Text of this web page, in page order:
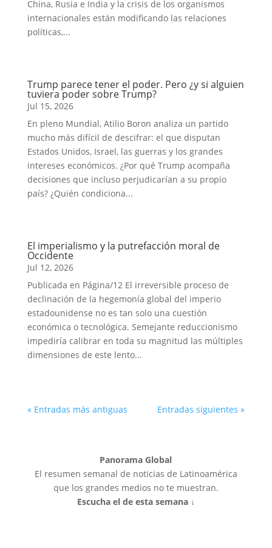
China, Rusia e India y la crisis de los organismos
internacionales están modificando las relaciones
políticas,...
Trump parece tener el poder. Pero ¿y si alguien
tuviera poder sobre Trump?
Jul 15, 2026
En pleno Mundial, Atilio Boron analiza un partido
mucho más difícil de descifrar: el que disputan
Estados Unidos, Israel, las guerras y los grandes
intereses económicos. ¿Por qué Trump acompaña
decisiones que incluso perjudicarían a su propio
país? ¿Quién condiciona...
El imperialismo y la putrefacción moral de
Occidente
Jul 12, 2026
Publicada en Página/12 El irreversible proceso de
declinación de la hegemonía global del imperio
estadounidense no es tan solo una cuestión
económica o tecnológica. Semejante reduccionismo
impediría calibrar en toda su magnitud las múltiples
dimensiones de este lento...
« Entradas más antiguas Entradas siguientes »
Panorama Global
El resumen semanal de noticias de Latinoamérica
que los grandes medios no te muestran.
Escucha el de esta semana ↓